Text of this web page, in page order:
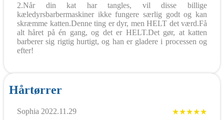
2.Når din kat har tangles, vil disse billige
kæledyrsbarbermaskiner ikke fungere særlig godt og kan
skræmme katten.Denne ting er dyr, men HELT det værd.Få
alt håret på én gang, og det er HELT.Det gør, at katten
barberer sig rigtig hurtigt, og han er gladere i processen og
efter!
Hårtørrer
Sophia 2022.11.29 ★★★★★